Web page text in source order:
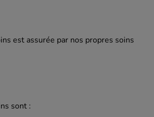
est assurée par nos propres soins
sont :